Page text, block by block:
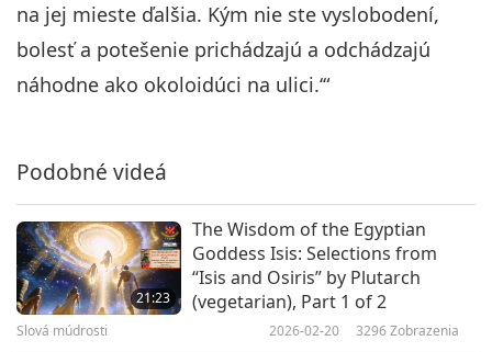
na jej mieste ďalšia. Kým nie ste vyslobodení,
bolesť a potešenie prichádzajú a odchádzajú
náhodne ako okoloidúci na ulici.‘“
Podobné videá
21:23
The Wisdom of the Egyptian
Goddess Isis: Selections from
“Isis and Osiris” by Plutarch
(vegetarian), Part 1 of 2
Slová múdrosti 2026-02-20 3296Zobrazenia